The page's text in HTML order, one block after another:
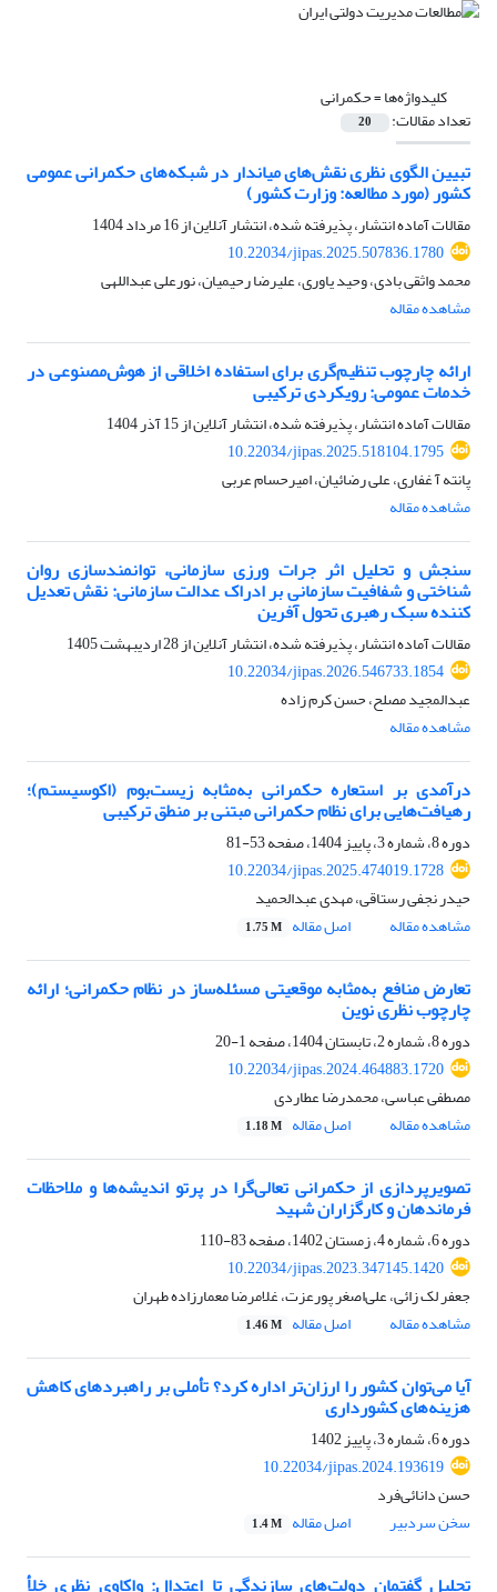
کلیدواژه‌ها =حکمرانی
تعداد مقالات: 20
تبیین الگوی نظری نقش‌‌های میاندار در شبکه‌های حکمرانی عمومی
کشور (مورد مطالعه:‌ وزارت کشور)
مقالات آماده انتشار، پذیرفته شده، انتشار آنلاین از16 مرداد 1404
10.22034/jipas.2025.507836.1780
محمد واثقی بادی، وحید یاوری، علیرضا رحیمیان، نورعلی عبداللهی
مشاهده مقاله
ارائه چارچوب تنظیم‌گری برای استفاده اخلاقی از هوش‌مصنوعی در
خدمات عمومی: رویکردی ترکیبی
مقالات آماده انتشار، پذیرفته شده، انتشار آنلاین از15 آذر 1404
10.22034/jipas.2025.518104.1795
پانته آ غفاری، علی رضائیان، امیرحسام عربی
مشاهده مقاله
سنجش و تحلیل اثر جرات ورزی سازمانی، توانمندسازی روان
شناختی و شفافیت سازمانی بر ادراک عدالت سازمانی: نقش تعدیل
کننده سبک رهبری تحول آفرین
مقالات آماده انتشار، پذیرفته شده، انتشار آنلاین از28 اردیبهشت 1405
10.22034/jipas.2026.546733.1854
عبدالمجید مصلح، حسن کرم زاده
مشاهده مقاله
درآمدی بر استعاره حکمرانی به‌مثابه زیست‌بوم (اکوسیستم)؛
رهیافت‌هایی برای نظام حکمرانی مبتنی بر منطق ترکیبی
دوره 8، شماره 3، پاییز 1404، صفحه
53-81
10.22034/jipas.2025.474019.1728
حیدر نجفی رستاقی، مهدی عبدالحمید
مشاهده مقاله
اصل مقاله 1.75 M
تعارض منافع به‌مثابه موقعیتی مسئله‌ساز در نظام حکمرانی؛ ارائه
چارچوب نظری نوین
دوره 8، شماره 2، تابستان 1404، صفحه
1-20
10.22034/jipas.2024.464883.1720
مصطفی عباسی، محمدرضا عطاردی
مشاهده مقاله
اصل مقاله 1.18 M
تصویرپردازی از حکمرانی تعالی‌گرا در پرتو اندیشه‌ها و ملاحظات
فرماندهان و کارگزاران شهید
دوره 6، شماره 4، زمستان 1402، صفحه
83-110
10.22034/jipas.2023.347145.1420
جعفر لک زائی، علی‌اصغر پورعزت، غلامرضا معمارزاده طهران
مشاهده مقاله
اصل مقاله 1.46 M
آیا می‌توان کشور را ارزان‌تر اداره کرد؟ تأملی بر راهبردهای کاهش
هزینه‌های کشورداری
دوره 6، شماره 3، پاییز 1402
10.22034/jipas.2024.193619
حسن دانائی‌فرد
سخن سردبیر
اصل مقاله 1.4 M